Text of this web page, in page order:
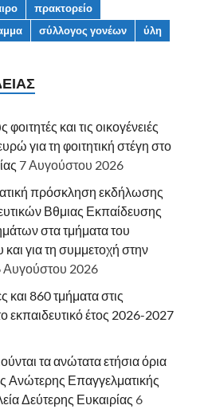
πρακτορείο
σύλλογος γονέων ύλη
και τις οικογένειές
για τη φοιτητική στέγη στο
7 Αυγούστου 2026
πρόσκληση εκδήλωσης
Βθμιας Εκπαίδευσης
στα τμήματα του
για τη συμμετοχή στην
Αυγούστου 2026
και 860 τμήματα στις
εκπαιδευτικό έτος 2026-2027
τα ανώτατα ετήσια όρια
Ανώτερης Επαγγελματικής
Δεύτερης Ευκαιρίας 6